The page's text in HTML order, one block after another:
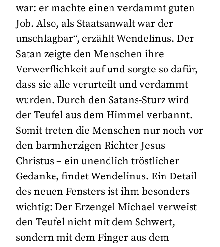
war: er machte einen verdammt guten
Job. Also, als Staatsanwalt war der
unschlagbar“, erzählt Wendelinus. Der
Satan zeigte den Menschen ihre
Verwerflichkeit auf und sorgte so dafür,
dass sie alle verurteilt und verdammt
wurden. Durch den Satans-Sturz wird
der Teufel aus dem Himmel verbannt.
Somit treten die Menschen nur noch vor
den barmherzigen Richter Jesus
Christus – ein unendlich tröstlicher
Gedanke, findet Wendelinus. Ein Detail
des neuen Fensters ist ihm besonders
wichtig: Der Erzengel Michael verweist
den Teufel nicht mit dem Schwert,
sondern mit dem Finger aus dem